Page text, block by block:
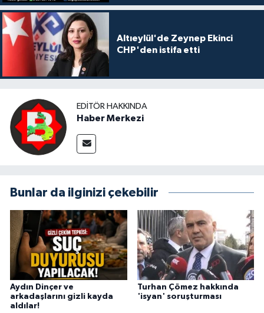
Altıeylül'de Zeynep Ekinci
CHP'den istifa etti
EDITÖR HAKKINDA
Haber Merkezi
Bunlar da ilginizi çekebilir
Aydın Dinçer ve
arkadaşlarını gizli kayda
aldılar!
Turhan Çömez hakkında
'isyan' soruşturması